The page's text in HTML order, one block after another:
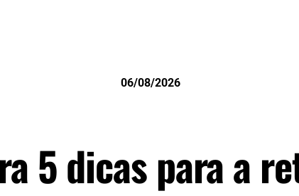
06/08/2026
5 dicas para a